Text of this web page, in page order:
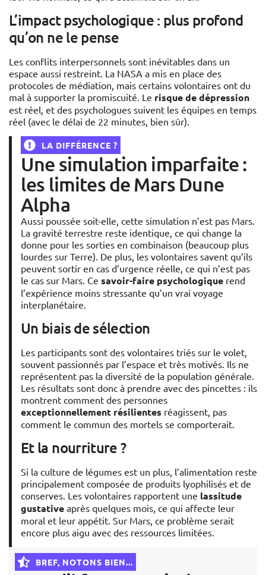
L’impact psychologique : plus profond
qu’on ne le pense
Les conflits interpersonnels sont inévitables dans un
espace aussi restreint. La NASA a mis en place des
protocoles de médiation, mais certains volontaires ont du
mal à supporter la promiscuité. Le risque de dépression
est réel, et des psychologues suivent les équipes en temps
réel (avec le délai de 22 minutes, bien sûr).
LA DIFFÉRENCE ?
Une simulation imparfaite :
les limites de Mars Dune
Alpha
Aussi poussée soit-elle, cette simulation n’est pas Mars.
La gravité terrestre reste identique, ce qui change la
donne pour les sorties en combinaison (beaucoup plus
lourdes sur Terre). De plus, les volontaires savent qu’ils
peuvent sortir en cas d’urgence réelle, ce qui n’est pas
le cas sur Mars. Ce savoir-faire psychologique rend
l’expérience moins stressante qu’un vrai voyage
interplanétaire.
Un biais de sélection
Les participants sont des volontaires triés sur le volet,
souvent passionnés par l’espace et très motivés. Ils ne
représentent pas la diversité de la population générale.
Les résultats sont donc à prendre avec des pincettes : ils
montrent comment des personnes
exceptionnellement résilientes réagissent, pas
comment le commun des mortels se comporterait.
Et la nourriture ?
Si la culture de légumes est un plus, l’alimentation reste
principalement composée de produits lyophilisés et de
conserves. Les volontaires rapportent une lassitude
gustative après quelques mois, ce qui affecte leur
moral et leur appétit. Sur Mars, ce problème serait
encore plus aigu avec des ressources limitées.
BREF, NOTONS BIEN...